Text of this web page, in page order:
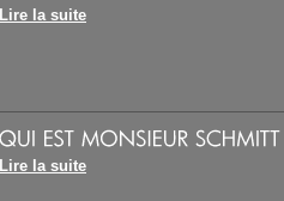
Lire la suite
Lire la suite